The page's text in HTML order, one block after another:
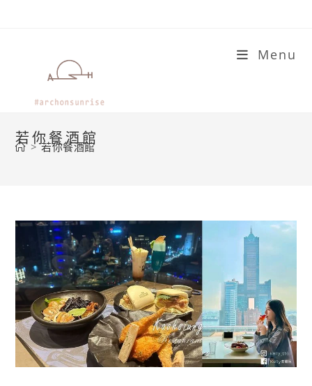
Menu
若你餐酒館
> 若你餐酒館